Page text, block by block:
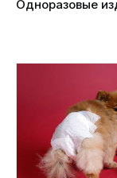
Одноразовые